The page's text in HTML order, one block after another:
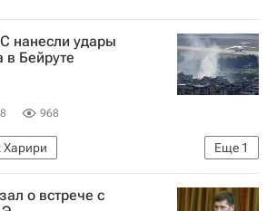
нанесли удары
в Бейруте
968
Еще 1
Харири
Обострение ситуации между Израилем и Хезболлой — 2024
о встрече с